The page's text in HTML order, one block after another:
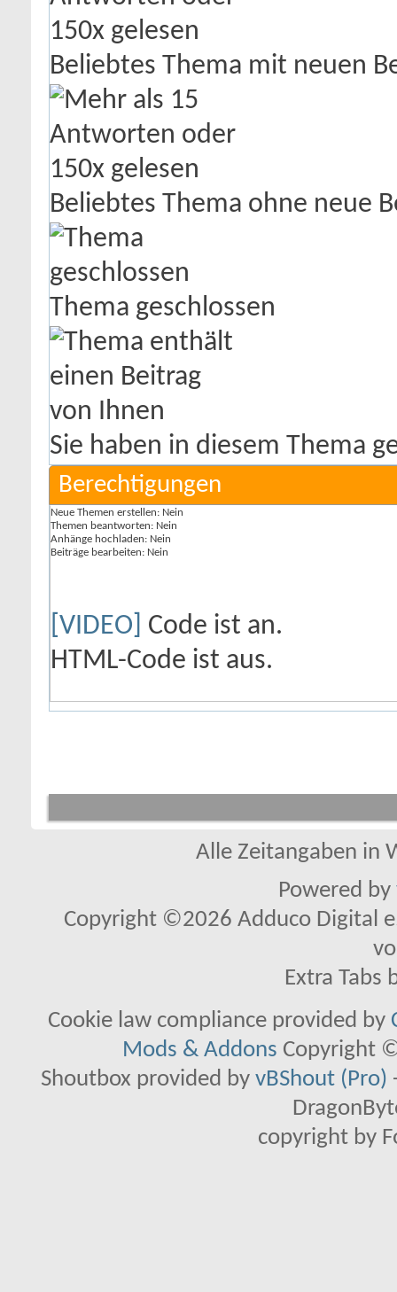
Beliebtes Thema mit neuen
Beliebtes Thema ohne neue
Thema geschlossen
Sie haben in diesem Thema
Berechtigungen
Neue Themen erstellen: Nein
Themen beantworten: Nein
Anhänge hochladen: Nein
Beiträge bearbeiten: Nein
[VIDEO] Code ist an.
HTML-Code ist aus.
Alle Zeitangaben in
Powered by
Copyright ©2026 Adduco Digital
Extra Tabs
Cookie law compliance provided by
Mods & Addons Copyright
Shoutbox provided by vBShout (Pro)
copyright by